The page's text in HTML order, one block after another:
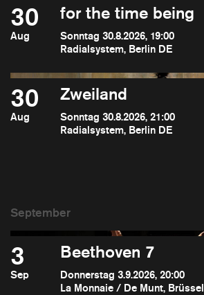
30
Aug
for the time being
Sonntag 30.8.2026, 19:00
Radialsystem, Berlin DE
30
Aug
Zweiland
Sonntag 30.8.2026, 21:00
Radialsystem, Berlin DE
3
Sep
Beethoven 7
Donnerstag 3.9.2026, 20:00
La Monnaie / De Munt, Brüssel